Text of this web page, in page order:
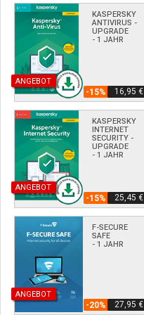
KASPERSKY
ANTIVIRUS -
UPGRADE
- 1 JAHR
ANGEBOT
-15% 16,95 €
KASPERSKY
INTERNET
SECURITY -
UPGRADE
- 1 JAHR
ANGEBOT
-15% 25,45 €
F-SECURE
SAFE
- 1 JAHR
ANGEBOT
-20% 27,95 €